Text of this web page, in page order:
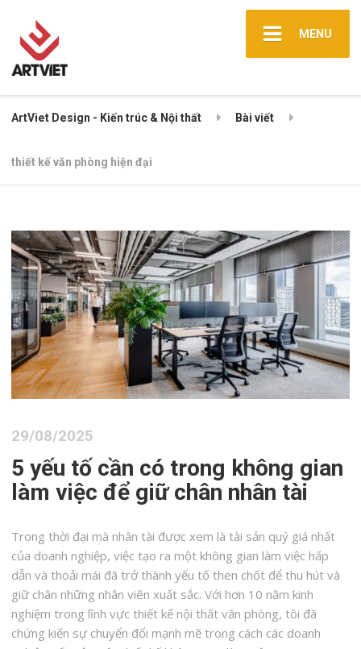
MENU
ArtViet Design - Kiến trúc & Nội thất Bài viết
thiết kế văn phòng hiện đại
29/08/2025
5 yếu tố cần có trong không gian
làm việc để giữ chân nhân tài
Trong thời đại mà nhân tài được xem là tài sản quý giá nhất
của doanh nghiệp, việc tạo ra một không gian làm việc hấp
dẫn và thoải mái đã trở thành yếu tố then chốt để thu hút và
giữ chân những nhân viên xuất sắc. Với hơn 10 năm kinh
nghiệm trong lĩnh vực thiết kế nội thất văn phòng, tôi đã
chứng kiến sự chuyển đổi mạnh mẽ trong cách các doanh